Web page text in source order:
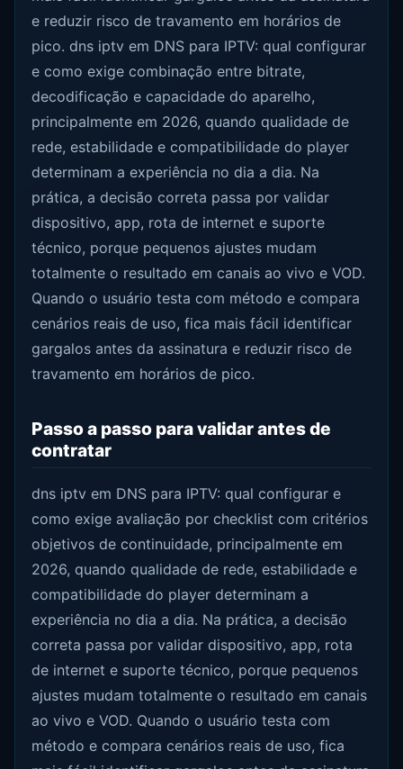
e reduzir risco de travamento em horários de
pico. dns iptv em DNS para IPTV: qual configurar
e como exige combinação entre bitrate,
decodificação e capacidade do aparelho,
principalmente em 2026, quando qualidade de
rede, estabilidade e compatibilidade do player
determinam a experiência no dia a dia. Na
prática, a decisão correta passa por validar
dispositivo, app, rota de internet e suporte
técnico, porque pequenos ajustes mudam
totalmente o resultado em canais ao vivo e VOD.
Quando o usuário testa com método e compara
cenários reais de uso, fica mais fácil identificar
gargalos antes da assinatura e reduzir risco de
travamento em horários de pico.
Passo a passo para validar antes de
contratar
dns iptv em DNS para IPTV: qual configurar e
como exige avaliação por checklist com critérios
objetivos de continuidade, principalmente em
2026, quando qualidade de rede, estabilidade e
compatibilidade do player determinam a
experiência no dia a dia. Na prática, a decisão
correta passa por validar dispositivo, app, rota
de internet e suporte técnico, porque pequenos
ajustes mudam totalmente o resultado em canais
ao vivo e VOD. Quando o usuário testa com
método e compara cenários reais de uso, fica